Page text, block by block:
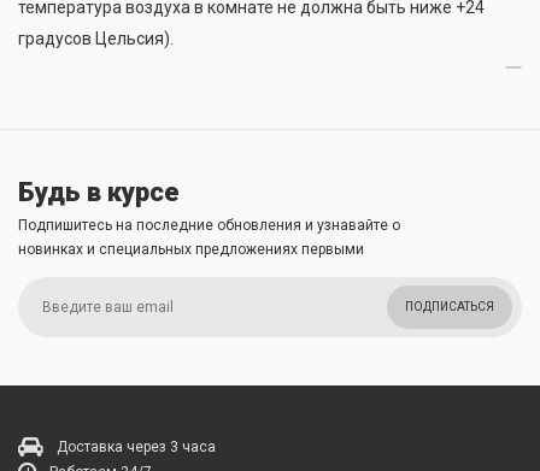
температура воздуха в комнате не должна быть ниже +24
градусов Цельсия).
Будь в курсе
Подпишитесь на последние обновления и узнавайте о
новинках и специальных предложениях первыми
ПОДПИСАТЬСЯ
Доставка через 3 часа